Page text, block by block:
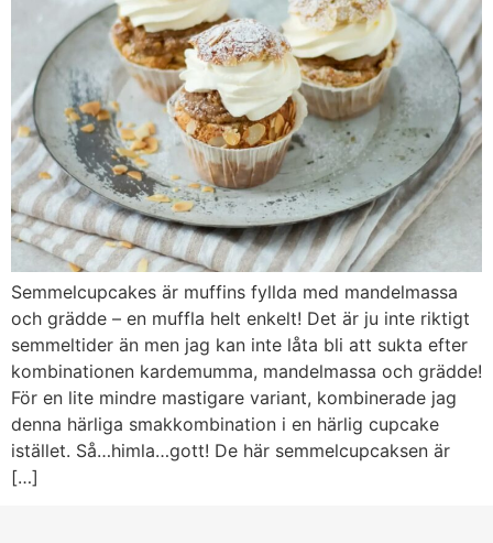
Semmelcupcakes är muffins fyllda med mandelmassa
och grädde – en muffla helt enkelt! Det är ju inte riktigt
semmeltider än men jag kan inte låta bli att sukta efter
kombinationen kardemumma, mandelmassa och grädde!
För en lite mindre mastigare variant, kombinerade jag
denna härliga smakkombination i en härlig cupcake
istället. Så…himla…gott! De här semmelcupcaksen är
[…]